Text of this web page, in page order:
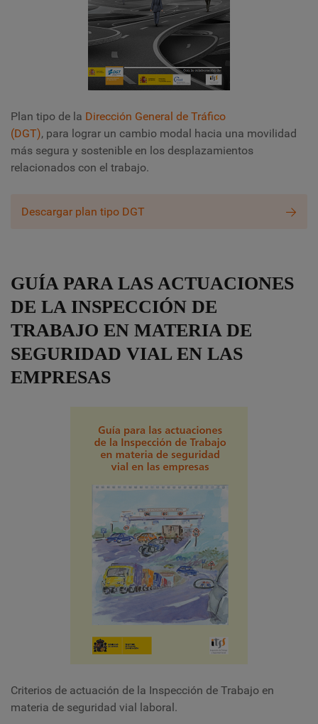
Plan tipo de la Dirección General de Tráfico
(DGT), para lograr un cambio modal hacia una movilidad
más segura y sostenible en los desplazamientos
relacionados con el trabajo.
Descargar plan tipo DGT
GUÍA PARA LAS ACTUACIONES
DE LA INSPECCIÓN DE
TRABAJO EN MATERIA DE
SEGURIDAD VIAL EN LAS
EMPRESAS
Criterios de actuación de la Inspección de Trabajo en
materia de seguridad vial laboral.